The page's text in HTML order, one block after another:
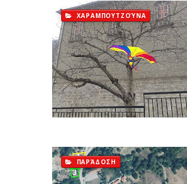
ΧΑΡΑΜΠΟΥΤΖΟΎΝΑ
ΠΑΡΆΔΟΣΗ